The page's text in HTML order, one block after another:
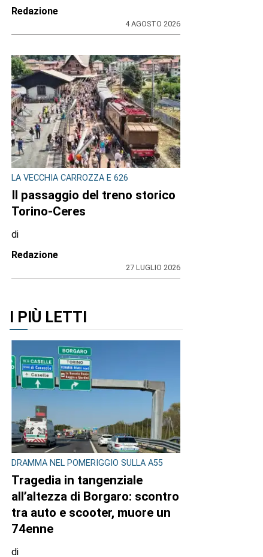
Redazione
4 AGOSTO 2026
LA VECCHIA CARROZZA E 626
Il passaggio del treno storico
Torino-Ceres
di
Redazione
27 LUGLIO 2026
I PIÙ LETTI
DRAMMA NEL POMERIGGIO SULLA A55
Tragedia in tangenziale
all’altezza di Borgaro: scontro
tra auto e scooter, muore un
74enne
di